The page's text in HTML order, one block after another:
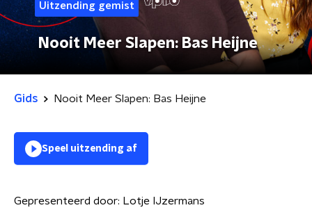
Uitzending gemist
Nooit Meer Slapen: Bas Heijne
Gids Nooit Meer Slapen: Bas Heijne
Speel uitzending af
Gepresenteerd door: Lotje IJzermans